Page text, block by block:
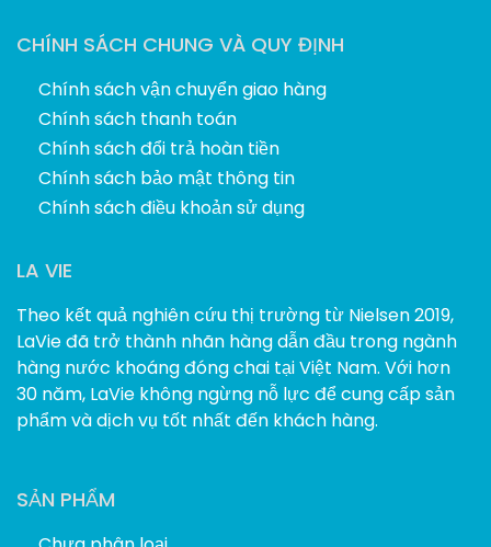
CHÍNH SÁCH CHUNG VÀ QUY ĐỊNH
Chính sách vận chuyển giao hàng
Chính sách thanh toán
Chính sách đổi trả hoàn tiền
Chính sách bảo mật thông tin
Chính sách điều khoản sử dụng
LA VIE
Theo kết quả nghiên cứu thị trường từ Nielsen 2019,
LaVie đã trở thành nhãn hàng dẫn đầu trong ngành
hàng nước khoáng đóng chai tại Việt Nam. Với hơn
30 năm, LaVie không ngừng nỗ lực để cung cấp sản
phẩm và dịch vụ tốt nhất đến khách hàng.
SẢN PHẨM